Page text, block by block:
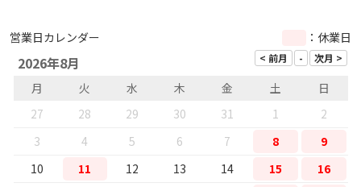
営業日カレンダー ：休業日
2026年8月
月 火 水 木 金 土
日
27
28 29 30 31 1
2
3
4 5 6 7 8
9
10
11 12 13 14 15
16